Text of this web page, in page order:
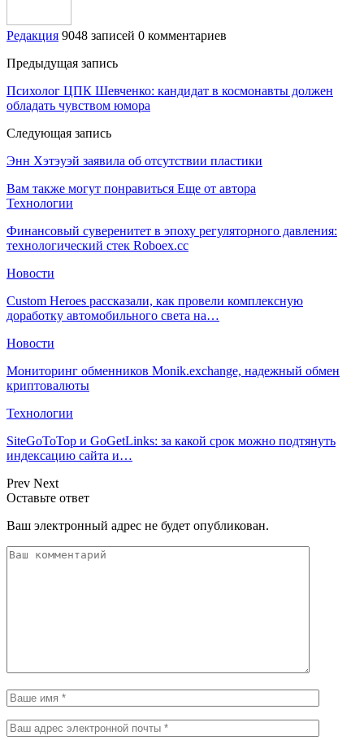
Редакция 9048 записей 0 комментариев
Предыдущая запись
Психолог ЦПК Шевченко: кандидат в космонавты должен
обладать чувством юмора
Следующая запись
Энн Хэтэуэй заявила об отсутствии пластики
Вам также могут понравиться Еще от автора
Технологии
Финансовый суверенитет в эпоху регуляторного давления:
технологический стек Roboex.cc
Новости
Custom Heroes рассказали, как провели комплексную
доработку автомобильного света на…
Новости
Мониторинг обменников Monik.exchange, надежный обмен
криптовалюты
Технологии
SiteGoToTop и GoGetLinks: за какой срок можно подтянуть
индексацию сайта и…
Prev Next
Оставьте ответ
Ваш электронный адрес не будет опубликован.